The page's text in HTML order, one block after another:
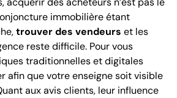
immobilière étant
trouver des vendeurs et les
reste difficile. Pour vous
traditionnelles et digitales
afin que votre enseigne soit visible
aux avis clients, leur influence